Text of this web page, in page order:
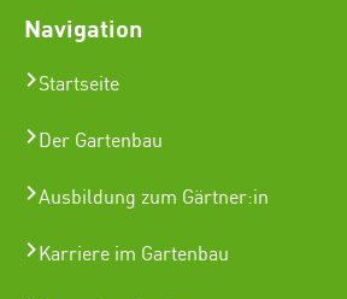
Navigation
Startseite
Der Gartenbau
Ausbildung zum Gärtner:in
Karriere im Gartenbau